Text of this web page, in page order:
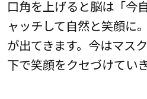
口角を上げると脳は「今
ャッチして自然と笑顔に
が出てきます。今はマス
下で笑顔をクセづけてい